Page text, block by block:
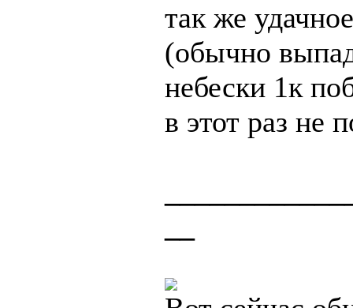
так же
(обычно
небески 1к
в этот раз не